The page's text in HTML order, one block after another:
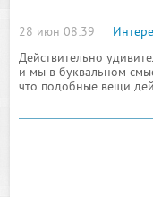
28 июн 08:39
Действительно
и мы в буквальном
что подобные вещи
что нам все равно